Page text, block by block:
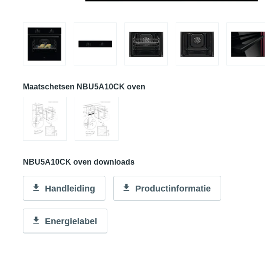
Maatschetsen NBU5A10CK oven
NBU5A10CK oven downloads
Handleiding Productinformatie
Energielabel